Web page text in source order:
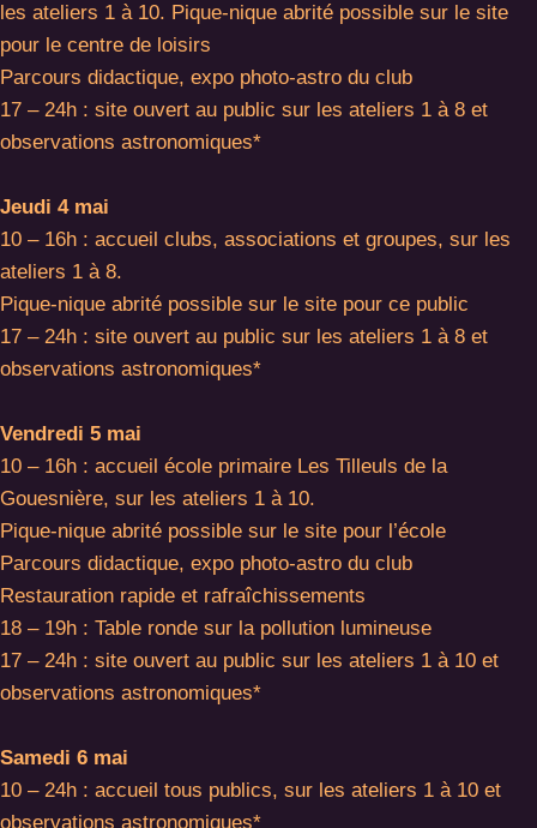
les ateliers 1 à 10. Pique-nique abrité possible sur le site
pour le centre de loisirs
Parcours didactique, expo photo-astro du club
17 – 24h : site ouvert au public sur les ateliers 1 à 8 et
observations astronomiques*
Jeudi 4 mai
10 – 16h : accueil clubs, associations et groupes, sur les
ateliers 1 à 8.
Pique-nique abrité possible sur le site pour ce public
17 – 24h : site ouvert au public sur les ateliers 1 à 8 et
observations astronomiques*
Vendredi 5 mai
10 – 16h : accueil école primaire Les Tilleuls de la
Gouesnière, sur les ateliers 1 à 10.
Pique-nique abrité possible sur le site pour l’école
Parcours didactique, expo photo-astro du club
Restauration rapide et rafraîchissements
18 – 19h : Table ronde sur la pollution lumineuse
17 – 24h : site ouvert au public sur les ateliers 1 à 10 et
observations astronomiques*
Samedi 6 mai
10 – 24h : accueil tous publics, sur les ateliers 1 à 10 et
observations astronomiques*